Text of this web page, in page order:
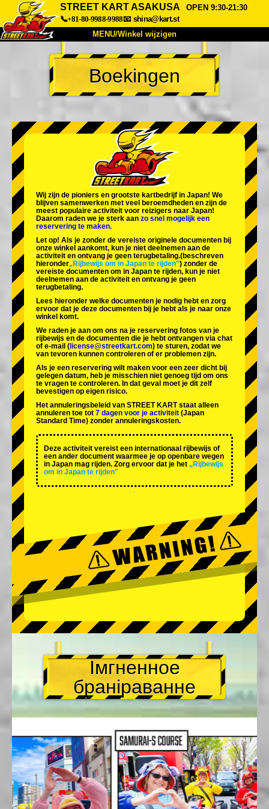
STREET KART ASAKUSA
OPEN 9:30-21:30
📞+81-80-9988-9988📧 shina@kart.st
MENU/Winkel wijzigen
TOP
Over Specificaties Prijzen
Bedrijf Boekingen
Winkel wijzigen
Tokyo Shinagawa Tokyo Akihabara#1
Tokyo Akihabara#2
Tokyo Shibuya Annex Tokyo Bay
Tokyo Asakusa Osaka
Okinawa
Boekingen
Wij zijn de pioniers en grootste kartbedrijf in Japan! We
blijven samenwerken met veel beroemdheden en zijn de
meest populaire activiteit voor reizigers naar Japan!
Daarom raden we je sterk aan zo snel mogelijk een
reservering te maken.
Let op! Als je zonder de vereiste originele documenten bij
onze winkel aankomt, kun je niet deelnemen aan de
activiteit en ontvang je geen terugbetaling.(beschreven
hieronder„Rijbewijs om in Japan te rijden") zonder de
vereiste documenten om in Japan te rijden, kun je niet
deelnemen aan de activiteit en ontvang je geen
terugbetaling.
Lees hieronder welke documenten je nodig hebt en zorg
ervoor dat je deze documenten bij je hebt als je naar onze
winkel komt.
We raden je aan om ons na je reservering fotos van je
rijbewijs en de documenten die je hebt ontvangen via chat
of e-mail ( license@streetkart.com) te sturen, zodat we
van tevoren kunnen controleren of er problemen zijn.
Als je een reservering wilt maken voor een zeer dicht bij
gelegen datum, heb je misschien niet genoeg tijd om ons
te vragen te controleren. In dat geval moet je dit zelf
bevestigen op eigen risico.
Het annuleringsbeleid van STREET KART staat alleen
annuleren toe tot 7 dagen voor je activiteit (Japan
Standard Time) zonder annuleringskosten.
Deze activiteit vereist een internationaal rijbewijs of
een ander document waarmee je op openbare wegen
in Japan mag rijden. Zorg ervoor dat je het „Rijbewijs
om in Japan te rijden"
Імгненное
браніраванне